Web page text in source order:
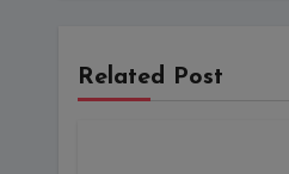
Related Post